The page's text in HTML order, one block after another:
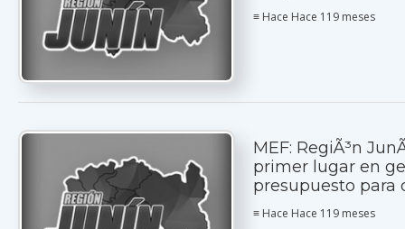
≡ Hace Hace 119 meses
MEF: RegiÃ³n
primer lugar en
presupuesto para
≡ Hace Hace 119 meses